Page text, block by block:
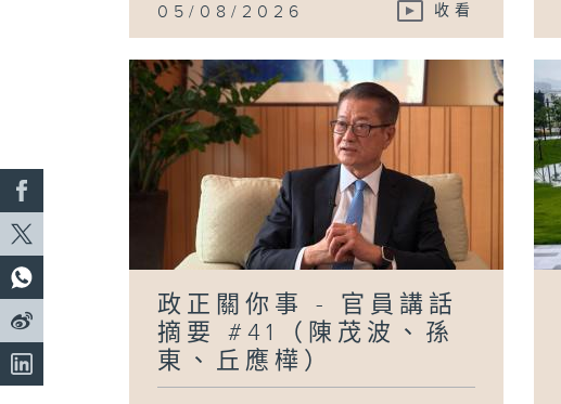
05/08/2026 收看
政正關你事 - 官員講話
摘要 #41（陳茂波、孫
東、丘應樺）